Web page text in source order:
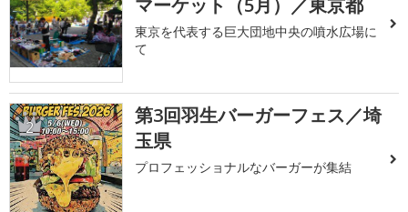
マーケット（5月）／東京都
東京を代表する巨大団地中央の噴水広場に
て
2
第3回羽生バーガーフェス／埼
玉県
プロフェッショナルなバーガーが集結